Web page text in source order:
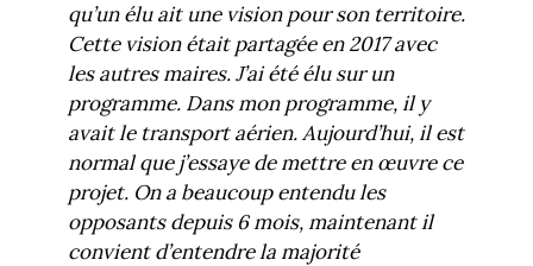
qu’un élu ait une vision pour son territoire.
Cette vision était partagée en 2017 avec
les autres maires. J’ai été élu sur un
programme. Dans mon programme, il y
avait le transport aérien. Aujourd’hui, il est
normal que j’essaye de mettre en œuvre ce
projet. On a beaucoup entendu les
opposants depuis 6 mois, maintenant il
convient d’entendre la majorité